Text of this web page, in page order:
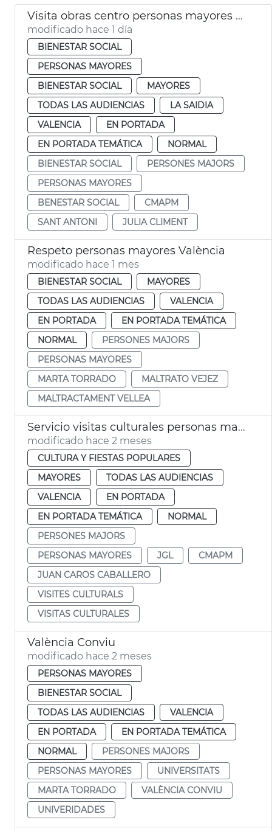
Visita obras centro personas mayores Sant Antoni València
modificado hace 1 día
BIENESTAR SOCIAL
PERSONAS MAYORES
BIENESTAR SOCIAL
MAYORES
TODAS LAS AUDIENCIAS
LA SAIDIA
VALENCIA
EN PORTADA
EN PORTADA TEMÁTICA
NORMAL
BIENESTAR SOCIAL
PERSONES MAJORS
PERSONAS MAYORES
BENESTAR SOCIAL
CMAPM
SANT ANTONI
JULIA CLIMENT
Respeto personas mayores València
modificado hace 1 mes
BIENESTAR SOCIAL
MAYORES
TODAS LAS AUDIENCIAS
VALENCIA
EN PORTADA
EN PORTADA TEMÁTICA
NORMAL
PERSONES MAJORS
PERSONAS MAYORES
MARTA TORRADO
MALTRATO VEJEZ
MALTRACTAMENT VELLEA
Servicio visitas culturales personas mayores València
modificado hace 2 meses
CULTURA Y FIESTAS POPULARES
MAYORES
TODAS LAS AUDIENCIAS
VALENCIA
EN PORTADA
EN PORTADA TEMÁTICA
NORMAL
PERSONES MAJORS
PERSONAS MAYORES
JGL
CMAPM
JUAN CAROS CABALLERO
VISITES CULTURALS
VISITAS CULTURALES
València Conviu
modificado hace 2 meses
PERSONAS MAYORES
BIENESTAR SOCIAL
TODAS LAS AUDIENCIAS
VALENCIA
EN PORTADA
EN PORTADA TEMÁTICA
NORMAL
PERSONES MAJORS
PERSONAS MAYORES
UNIVERSITATS
MARTA TORRADO
VALÈNCIA CONVIU
UNIVERIDADES